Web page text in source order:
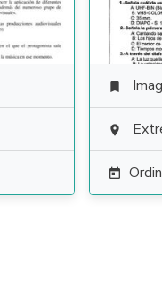


